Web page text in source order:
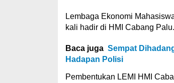
Lembaga Ekonomi
kali hadir di HMI Cabang Palu.
Baca juga Sempat
Hadapan Polisi
Pembentukan LEMI HMI